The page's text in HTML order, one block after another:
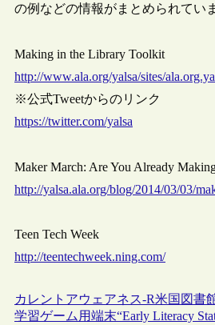
の例などの情報がまとめられてい
Making in the Library Toolkit
http://www.ala.org/yalsa/sites/
※公式Tweetからのリンク
https://twitter.com/yalsa
Maker March: Are You Already
http://yalsa.ala.org/blog/2014/03/03/
Teen Tech Week
http://teentechweek.ning.com/
カレントアウェアネス-R米国 図書
学習ゲーム用端末“Early Literacy